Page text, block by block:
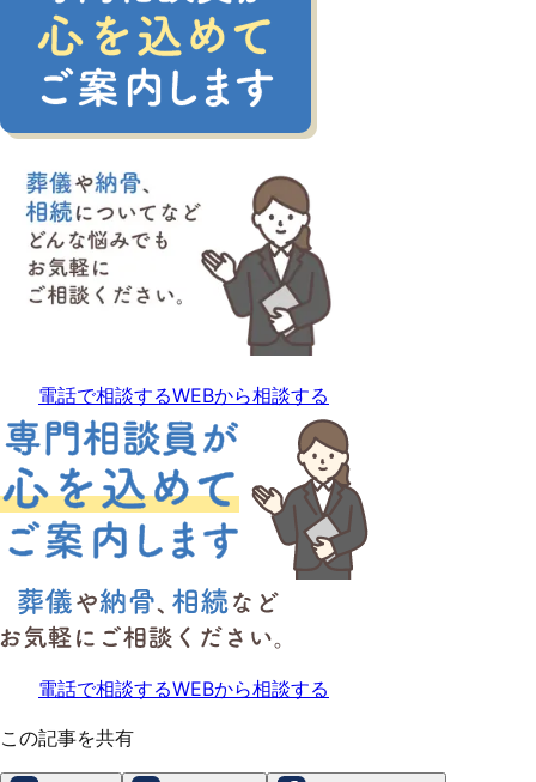
電話で相談するWEBから相談する
電話で相談するWEBから相談する
この記事を共有